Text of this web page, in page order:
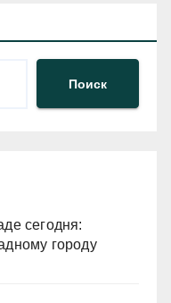
Поиск
сегодня:
городу